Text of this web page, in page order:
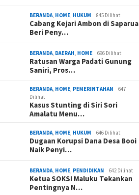
BERANDA, HOME, HUKUM 845 Dilihat
Cabang Kejari Ambon di Saparua
Beri Peny…
BERANDA, DAERAH, HOME 696 Dilihat
Ratusan Warga Padati Gunung
Saniri, Pros…
BERANDA, HOME, PEMERINTAHAN
647
Dilihat
Kasus Stunting di Siri Sori
Amalatu Menu…
BERANDA, HOME, HUKUM 646 Dilihat
Dugaan Korupsi Dana Desa Booi
Naik Penyi…
BERANDA, HOME, PENDIDIKAN 642 Dilihat
Ketua SOKSI Maluku Tekankan
Pentingnya N…